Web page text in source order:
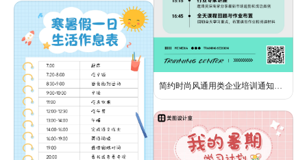
简约时尚风通用类企业培训通知绿色手机全屏海报